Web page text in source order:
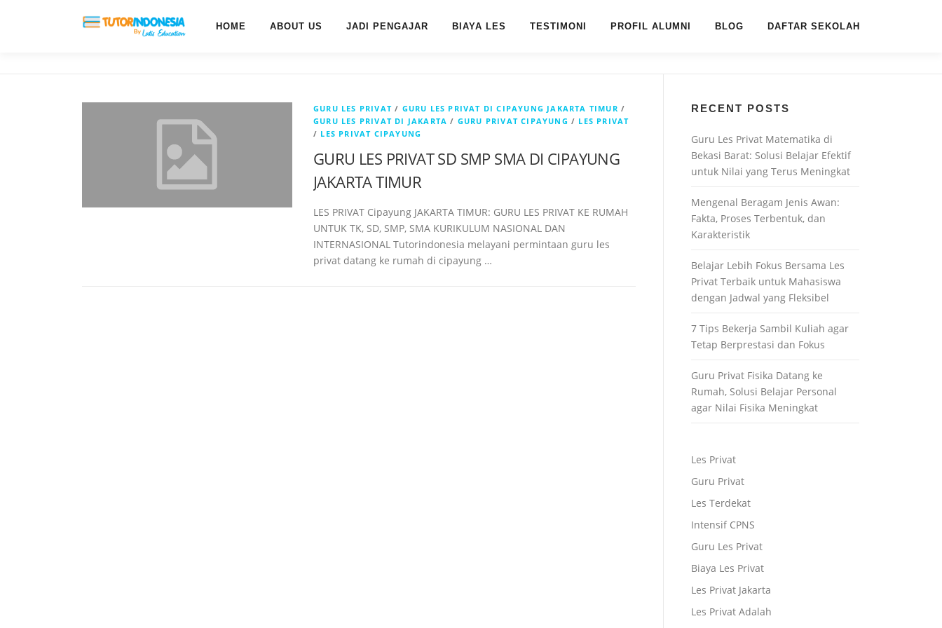
HOME ABOUT US JADI PENGAJAR BIAYA LES TESTIMONI PROFIL ALUMNI BLOG DAFTAR SEKOLAH
GURU LES PRIVAT / GURU LES PRIVAT DI CIPAYUNG JAKARTA TIMUR /
GURU LES PRIVAT DI JAKARTA / GURU PRIVAT CIPAYUNG / LES PRIVAT
/ LES PRIVAT CIPAYUNG
GURU LES PRIVAT SD SMP SMA DI CIPAYUNG
JAKARTA TIMUR
LES PRIVAT Cipayung JAKARTA TIMUR: GURU LES PRIVAT KE RUMAH
UNTUK TK, SD, SMP, SMA KURIKULUM NASIONAL DAN
INTERNASIONAL Tutorindonesia melayani permintaan guru les
privat datang ke rumah di cipayung …
RECENT POSTS
Guru Les Privat Matematika di
Bekasi Barat: Solusi Belajar Efektif
untuk Nilai yang Terus Meningkat
Mengenal Beragam Jenis Awan:
Fakta, Proses Terbentuk, dan
Karakteristik
Belajar Lebih Fokus Bersama Les
Privat Terbaik untuk Mahasiswa
dengan Jadwal yang Fleksibel
7 Tips Bekerja Sambil Kuliah agar
Tetap Berprestasi dan Fokus
Guru Privat Fisika Datang ke
Rumah, Solusi Belajar Personal
agar Nilai Fisika Meningkat
Les Privat
Guru Privat
Les Terdekat
Intensif CPNS
Guru Les Privat
Biaya Les Privat
Les Privat Jakarta
Les Privat Adalah